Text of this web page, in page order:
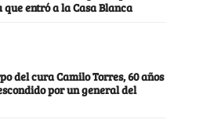
entró a la Casa Blanca
del cura Camilo Torres, 60 años
por un general del